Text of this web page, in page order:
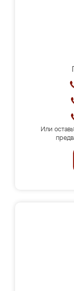
Или